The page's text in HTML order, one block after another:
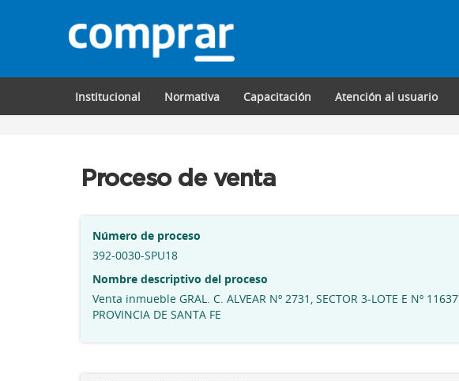
Institucional Normativa Capacitación Atención al usuario
Proceso de venta
Número de proceso
392-0030-SPU18
Nombre descriptivo del proceso
Venta inmueble GRAL. C. ALVEAR Nº 2731, SECTOR 3-LOTE E Nº
PROVINCIA DE SANTA FE